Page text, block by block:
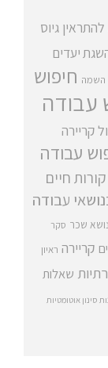
גיוס
יעדים
השמה חיפוש
עבודה
קריירה
עבודה
חיים
עבודה
שכר סקר
קריירה ראיון
שאלות
סינון אוטומטיות